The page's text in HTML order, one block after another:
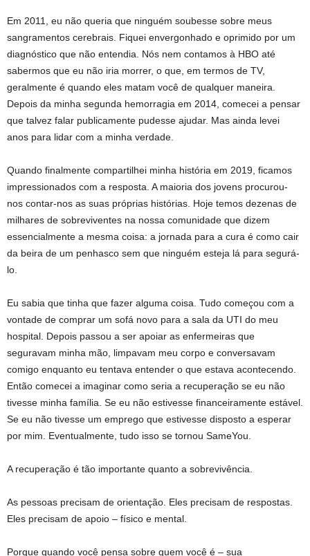
Em 2011, eu não queria que ninguém soubesse sobre meus
sangramentos cerebrais. Fiquei envergonhado e oprimido por um
diagnóstico que não entendia. Nós nem contamos à HBO até
sabermos que eu não iria morrer, o que, em termos de TV,
geralmente é quando eles matam você de qualquer maneira.
Depois da minha segunda hemorragia em 2014, comecei a pensar
que talvez falar publicamente pudesse ajudar. Mas ainda levei
anos para lidar com a minha verdade.
Quando finalmente compartilhei minha história em 2019, ficamos
impressionados com a resposta. A maioria dos jovens procurou-
nos contar-nos as suas próprias histórias. Hoje temos dezenas de
milhares de sobreviventes na nossa comunidade que dizem
essencialmente a mesma coisa: a jornada para a cura é como cair
da beira de um penhasco sem que ninguém esteja lá para segurá-
lo.
Eu sabia que tinha que fazer alguma coisa. Tudo começou com a
vontade de comprar um sofá novo para a sala da UTI do meu
hospital. Depois passou a ser apoiar as enfermeiras que
seguravam minha mão, limpavam meu corpo e conversavam
comigo enquanto eu tentava entender o que estava acontecendo.
Então comecei a imaginar como seria a recuperação se eu não
tivesse minha família. Se eu não estivesse financeiramente estável.
Se eu não tivesse um emprego que estivesse disposto a esperar
por mim. Eventualmente, tudo isso se tornou SameYou.
A recuperação é tão importante quanto a sobrevivência.
As pessoas precisam de orientação. Eles precisam de respostas.
Eles precisam de apoio – físico e mental.
Porque quando você pensa sobre quem você é – sua